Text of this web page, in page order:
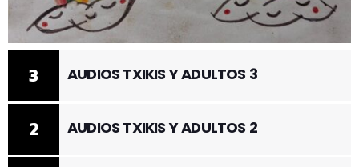
2 AUDIOS TXIKIS Y ADULTOS 2
3 AUDIOS TXIKIS Y ADULTOS 3